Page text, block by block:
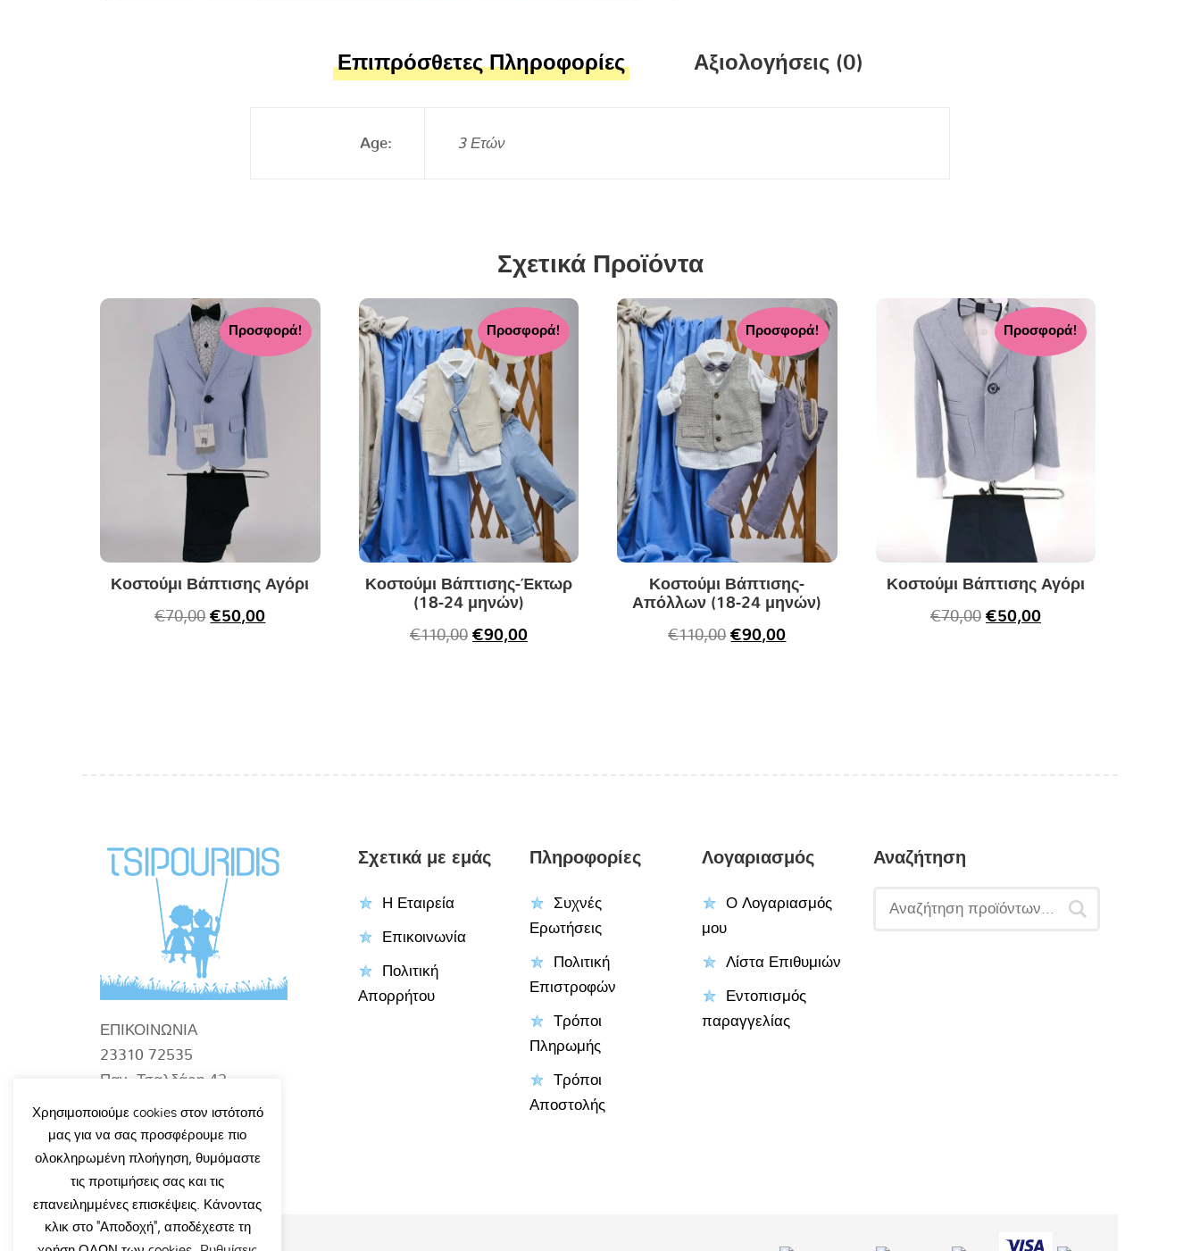
Επιπρόσθετες Πληροφορίες Αξιολογήσεις (0)
Age: 3 Ετών
Σχετικά Προϊόντα
Προσφορά!
Κοστούμι Βάπτισης Αγόρι
€70,00 €50,00
Προσφορά!
Κοστούμι Βάπτισης-Έκτωρ
(18-24 μηνών)
€110,00 €90,00
Προσφορά!
Κοστούμι Βάπτισης-
Απόλλων (18-24 μηνών)
€110,00 €90,00
Προσφορά!
Κοστούμι Βάπτισης Αγόρι
€70,00 €50,00
ΕΠΙΚΟΙΝΩΝΙΑ
23310 72535
Παν. Τσαλδάρη 42
Βέροια
info@tsipouridiskids.gr
Σχετικά με εμάς
Η Εταιρεία
Επικοινωνία
Πολιτική
Απορρήτου
Πληροφορίες
Συχνές
Ερωτήσεις
Πολιτική
Επιστροφών
Τρόποι
Πληρωμής
Τρόποι
Αποστολής
Λογαριασμός
Ο Λογαριασμός
μου
Λίστα Επιθυμιών
Εντοπισμός
παραγγελίας
Αναζήτηση
Χρησιμοποιούμε cookies στον ιστότοπό
μας για να σας προσφέρουμε πιο
ολοκληρωμένη πλοήγηση, θυμόμαστε
τις προτιμήσεις σας και τις
επανειλημμένες επισκέψεις. Κάνοντας
κλικ στο "Αποδοχή", αποδέχεστε τη